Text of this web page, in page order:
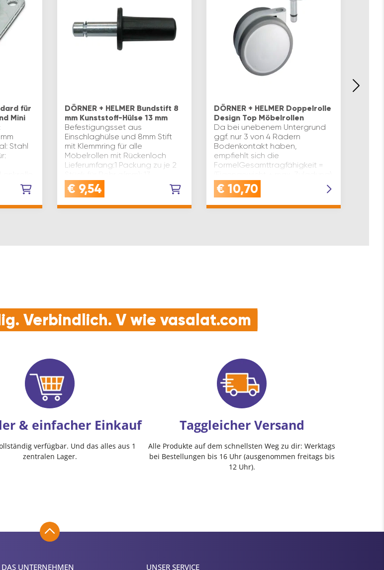
für
Mini
Stahl
DÖRNER + HELMER Bundstift 8
mm Kunststoff-Hülse 13 mm
Befestigungsset aus
Einschlaghülse und 8mm Stift
mit Klemmring für alle
Möbelrollen mit Rückenloch
Lieferumfang:1 Packung zu je 2
Material: Kunststoff Produktart:
Bundstift…
€ 9,54
DÖRNER + HELMER Doppelrolle
Design Top Möbelrollen
Da bei unebenem Untergrund
ggf. nur 3 von 4 Rädern
Bodenkontakt haben,
empfiehlt sich die
FormelGesamttragfähigkeit =
÷ 3z..B. 4 Räder à 100 kg
Tragkraft = 300 kg Ges…
€ 10,70
Verbindlich. V wie vasalat.com
& einfacher Einkauf
verfügbar. Und das alles aus 1
zentralen Lager.
Taggleicher Versand
Alle Produkte auf dem schnellsten Weg zu dir: Werktags
bei Bestellungen bis 16 Uhr (ausgenommen freitags bis
12 Uhr).
DAS UNTERNEHMEN UNSER SERVICE